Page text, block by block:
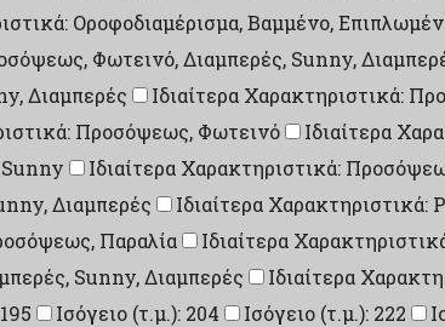
Οροφοδιαμέρισμα, Βαμμένο,
Φωτεινό, Διαμπερές, Sunny,
Διαμπερές
Ιδιαίτερα Χαρακτηριστικά:
Προσόψεως, Φωτεινό
Ιδιαίτερα
Sunny
Ιδιαίτερα Χαρακτηριστικά:
Διαμπερές
Ιδιαίτερα
Παραλία Ιδιαίτερα
Sunny, Διαμπερές
Ιδιαίτερα
Ισόγειο (τ.μ.): 204 Ισόγειο (τ.μ.): 222